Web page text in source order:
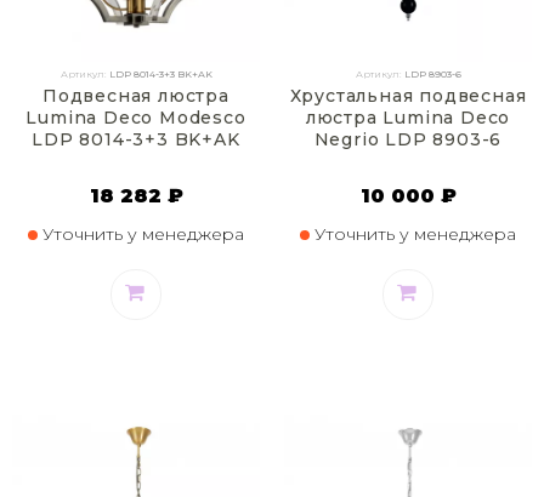
Артикул: LDP 8014-3+3 BK+AK
Подвесная люстра
Lumina Deco Modesco
LDP 8014-3+3 BK+AK
18 282 ₽
Уточнить у менеджера
Артикул: LDP 8903-6
Хрустальная подвесная
люстра Lumina Deco
Negrio LDP 8903-6
10 000 ₽
Уточнить у менеджера